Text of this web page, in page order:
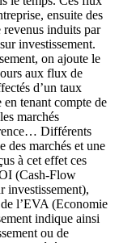
ensuite des
revenus induits par
investissement.
on ajoute le
aux flux de
d’un taux
en tenant compte de
marchés
Différents
des marchés et une
à cet effet ces
(Cash-Flow
investissement),
l’EVA (Economie
indique ainsi
ou de